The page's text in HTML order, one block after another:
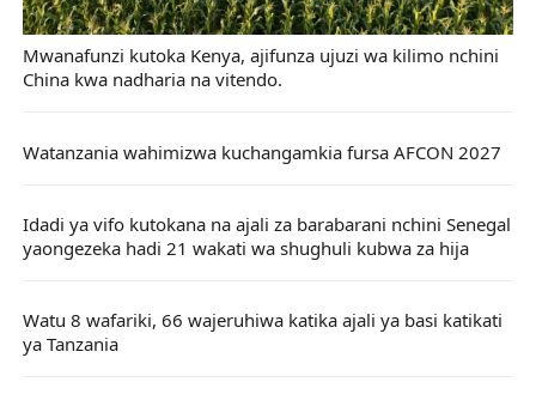
Mwanafunzi kutoka Kenya, ajifunza ujuzi wa kilimo nchini
China kwa nadharia na vitendo.
Watanzania wahimizwa kuchangamkia fursa AFCON 2027
Idadi ya vifo kutokana na ajali za barabarani nchini Senegal
yaongezeka hadi 21 wakati wa shughuli kubwa za hija
Watu 8 wafariki, 66 wajeruhiwa katika ajali ya basi katikati
ya Tanzania